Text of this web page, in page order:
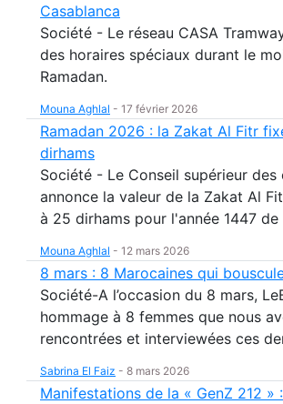
Casablanca
Société - Le réseau CASA
des horaires spéciaux durant le
Ramadan.
Mouna Aghlal - 17 février 2026
Ramadan 2026 : la Zakat Al Fitr
dirhams
Société - Le Conseil supérieur des
annonce la valeur de la Zakat Al
à 25 dirhams pour l'année 1447 de
Mouna Aghlal - 12 mars 2026
8 mars : 8 Marocaines qui
Société-A l’occasion du 8 mars,
hommage à 8 femmes que nous
rencontrées et interviewées ces
Sabrina El Faiz - 8 mars 2026
Manifestations de la « GenZ 212 »